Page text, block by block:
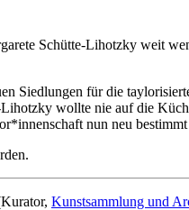
Schütte-Lihotzky weit
Siedlungen für die
wollte nie auf die
nun neu
Kunstsammlung und